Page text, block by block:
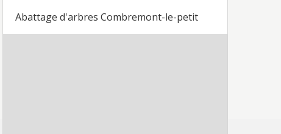
Abattage d'arbres Combremont-le-petit